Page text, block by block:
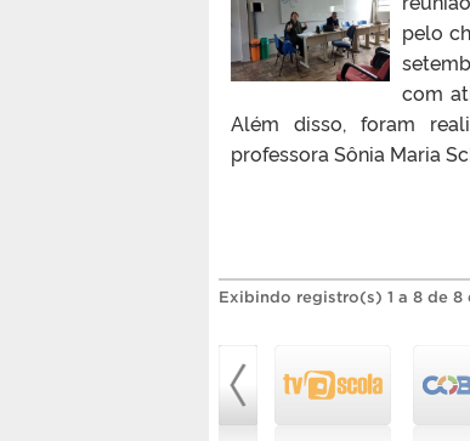
pelo
com
Além disso, foram
professora Sônia Maria
Exibindo registro(s) 1 a 8 de 8